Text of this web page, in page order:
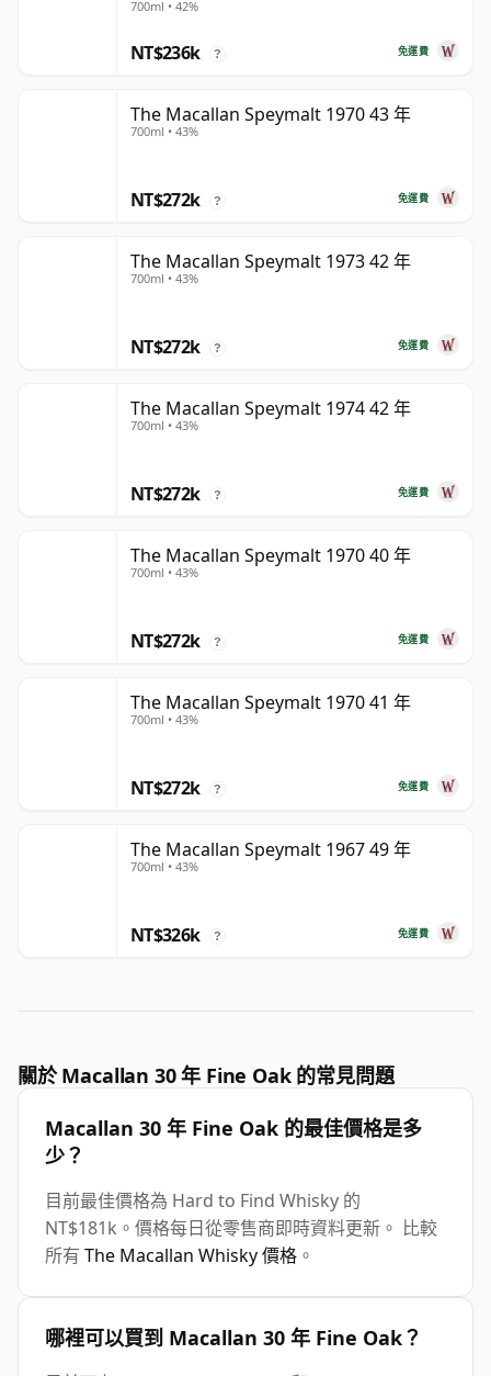
700ml • 42%
免運費
NT$236k ?
The Macallan Speymalt 1970 43 年
700ml • 43%
免運費
NT$272k ?
The Macallan Speymalt 1973 42 年
700ml • 43%
免運費
NT$272k ?
The Macallan Speymalt 1974 42 年
700ml • 43%
免運費
NT$272k ?
The Macallan Speymalt 1970 40 年
700ml • 43%
免運費
NT$272k ?
The Macallan Speymalt 1970 41 年
700ml • 43%
免運費
NT$272k ?
The Macallan Speymalt 1967 49 年
700ml • 43%
免運費
NT$326k ?
關於 Macallan 30 年 Fine Oak 的常見問題
Macallan 30 年 Fine Oak 的最佳價格是多
少？
目前最佳價格為 Hard to Find Whisky 的
NT$181k。價格每日從零售商即時資料更新。 比較
所有 The Macallan Whisky 價格 。
哪裡可以買到 Macallan 30 年 Fine Oak？